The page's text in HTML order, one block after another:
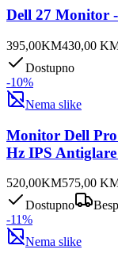
Dell 27 Monitor
395,00KM430,00
Dostupno
-10%
Nema slike
Monitor Dell
Hz IPS
520,00KM575,00
Dostupno
-11%
Nema slike